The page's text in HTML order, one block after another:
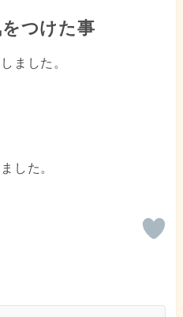
つけた事
ました。
した。